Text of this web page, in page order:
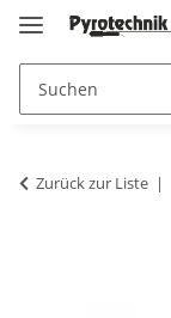
Zurück zur Liste